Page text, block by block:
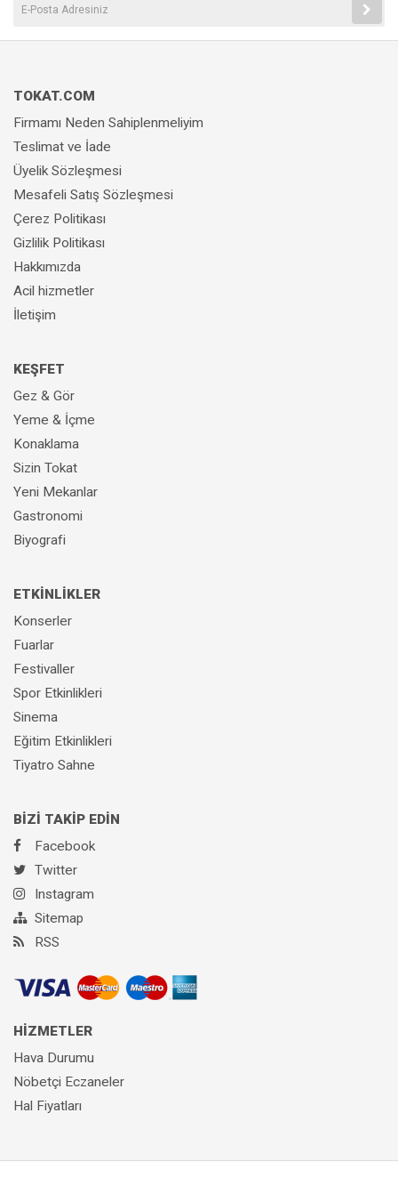
TOKAT.COM
Firmamı Neden Sahiplenmeliyim
Teslimat ve İade
Üyelik Sözleşmesi
Mesafeli Satış Sözleşmesi
Çerez Politikası
Gizlilik Politikası
Hakkımızda
Acil hizmetler
İletişim
KEŞFET
Gez & Gör
Yeme & İçme
Konaklama
Sizin Tokat
Yeni Mekanlar
Gastronomi
Biyografi
ETKİNLİKLER
Konserler
Fuarlar
Festivaller
Spor Etkinlikleri
Sinema
Eğitim Etkinlikleri
Tiyatro Sahne
BİZİ TAKİP EDİN
Facebook
Twitter
Instagram
Sitemap
RSS
HİZMETLER
Hava Durumu
Nöbetçi Eczaneler
Hal Fiyatları